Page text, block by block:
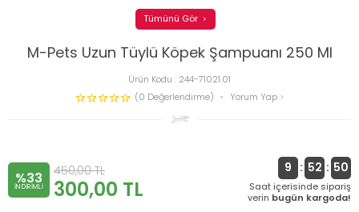
M-Pets Uzun Tüylü Köpek Şampuanı 250 Ml
Ürün Kodu : 244-71021.01
(0 Değerlendirme)
Yorum Yap
Tümünü Gör
%33
INDIRIMLI
450,00TL
300,00 TL
9 : 52 : 49
Saat içerisinde sipariş
verin bugün kargoda!